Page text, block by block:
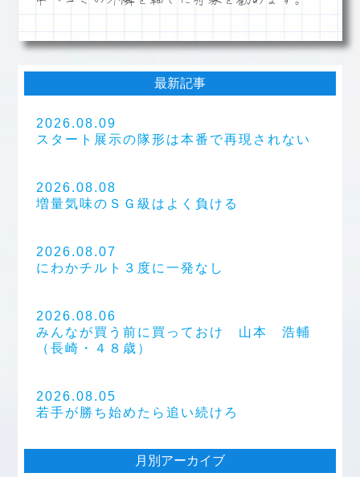
最新記事
2026.08.09
スタート展示の隊形は本番で再現されない
2026.08.08
増量気味のＳＧ級はよく負ける
2026.08.07
にわかチルト３度に一発なし
2026.08.06
みんなが買う前に買っておけ 山本 浩輔
（長崎・４８歳）
2026.08.05
若手が勝ち始めたら追い続けろ
月別アーカイブ